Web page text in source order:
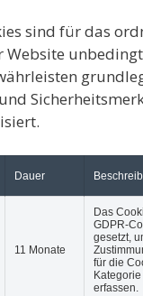
sind für das
Website
Dauer
11 Monate
Das
GDPR-
gesetzt,
für die
erfassen.